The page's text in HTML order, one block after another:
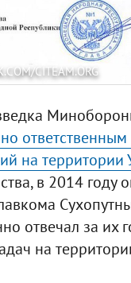
CITEAM.ORG
на территории
в 2014 году
отвечал за их
на